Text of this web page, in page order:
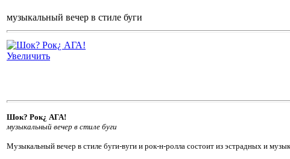
музыкальный вечер в стиле буги
Увеличить
Шок? Рок¿ АГА!
музыкальный вечер в стиле буги
Музыкальный вечер в стиле буги-вуги и рок-н-ролла состоит из эстрадных и